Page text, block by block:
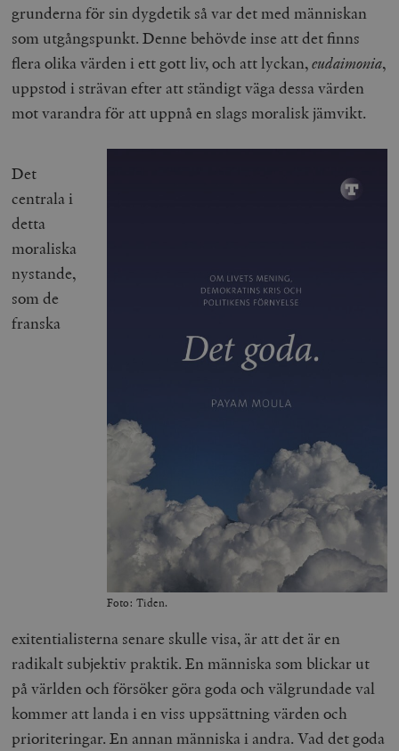
grunderna för sin dygdetik så var det med människan
som utgångspunkt. Denne behövde inse att det finns
flera olika värden i ett gott liv, och att lyckan,eudaimonia,
uppstod i strävan efter att ständigt väga dessa värden
mot varandra för att uppnå en slags moralisk jämvikt.
Foto: Tiden.
Det
centrala i
detta
moraliska
nystande,
som de
franska
exitentialisterna senare skulle visa, är att det är en
radikalt subjektiv praktik. En människa som blickar ut
på världen och försöker göra goda och välgrundade val
kommer att landa i en viss uppsättning värden och
prioriteringar. En annan människa i andra. Vad det goda